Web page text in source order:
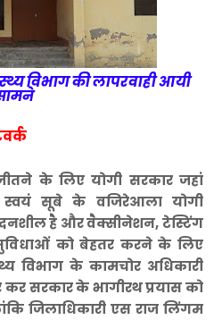
विभाग की लापरवाही आयी
के लिए योगी सरकार जहां
सूबे के वजिरेआला योगी
है और वैक्सीनेशन, टेस्टिंग
को बेहतर करने के लिए
विभाग के कामचोर अधिकारी
कर सरकार के भागीरथ प्रयास को
जिलाधिकारी एस राज लिंगम